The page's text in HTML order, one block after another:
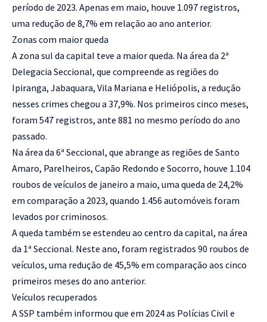
período de 2023. Apenas em maio, houve 1.097 registros,
uma redução de 8,7% em relação ao ano anterior.
Zonas com maior queda
A zona sul da capital teve a maior queda. Na área da 2ª
Delegacia Seccional, que compreende as regiões do
Ipiranga, Jabaquara, Vila Mariana e Heliópolis, a redução
nesses crimes chegou a 37,9%. Nos primeiros cinco meses,
foram 547 registros, ante 881 no mesmo período do ano
passado.
Na área da 6ª Seccional, que abrange as regiões de Santo
Amaro, Parelheiros, Capão Redondo e Socorro, houve 1.104
roubos de veículos de janeiro a maio, uma queda de 24,2%
em comparação a 2023, quando 1.456 automóveis foram
levados por criminosos.
A queda também se estendeu ao centro da capital, na área
da 1ª Seccional. Neste ano, foram registrados 90 roubos de
veículos, uma redução de 45,5% em comparação aos cinco
primeiros meses do ano anterior.
Veículos recuperados
A SSP também informou que em 2024 as Polícias Civil e